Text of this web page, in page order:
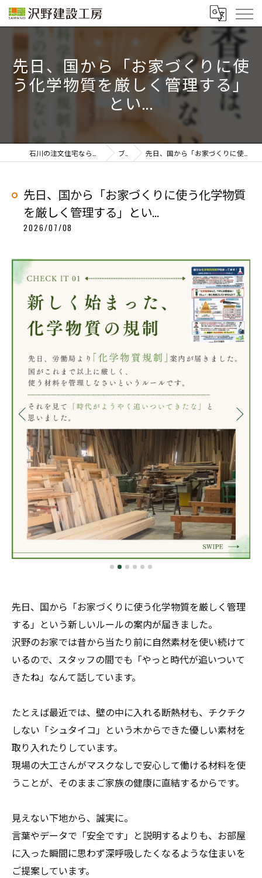
先日、国から「お家づくりに使
う化学物質を厳しく管理する」
とい...
ブログ 先日、国から「お家づくりに使う化学物質を厳しく管理する」とい...
先日、国から「お家づくりに使う化学物質
を厳しく管理する」とい...
2026/07/08
先日、国から「お家づくりに使う化学物質を厳しく管理
する」という新しいルールの案内が届きました。
沢野のお家では昔から当たり前に自然素材を使い続けて
いるので、スタッフの間でも「やっと時代が追いついて
きたね」なんて話しています。
たとえば最近では、壁の中に入れる断熱材も、チクチク
しない「シュタイコ」という木からできた優しい素材を
取り入れたりしています。
現場の大工さんがマスクなしで安心して働ける材料を使
うことが、そのままご家族の健康に直結するからです。
見えない下地から、誠実に。
言葉やデータで「安全です」と説明するよりも、お部屋
に入った瞬間に思わず深呼吸したくなるような住まいを
ご提案しています。